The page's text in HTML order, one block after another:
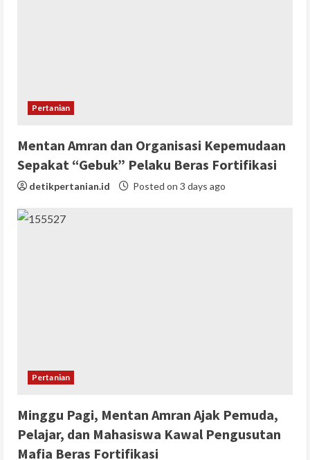
Pertanian
Mentan Amran dan Organisasi Kepemudaan
Sepakat “Gebuk” Pelaku Beras Fortifikasi
detikpertanian.id Posted on 3 days ago
Pertanian
Minggu Pagi, Mentan Amran Ajak Pemuda,
Pelajar, dan Mahasiswa Kawal Pengusutan
Mafia Beras Fortifikasi